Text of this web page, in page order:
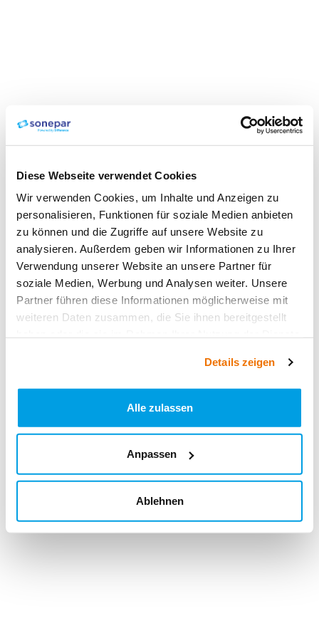
Diese Webseite verwendet Cookies
Wir verwenden Cookies, um Inhalte und Anzeigen zu
personalisieren, Funktionen für soziale Medien anbieten
zu können und die Zugriffe auf unsere Website zu
analysieren. Außerdem geben wir Informationen zu Ihrer
Verwendung unserer Website an unsere Partner für
soziale Medien, Werbung und Analysen weiter. Unsere
Partner führen diese Informationen möglicherweise mit
weiteren Daten zusammen, die Sie ihnen bereitgestellt
Details zeigen
Alle zulassen
Anpassen
Ablehnen